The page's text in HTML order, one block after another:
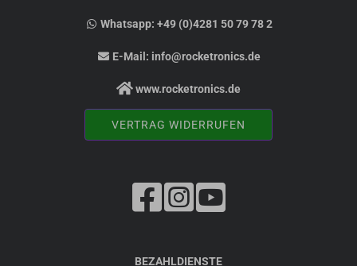
Whatsapp:+49 (0)4281 50 79 78 2
E-Mail: info@rocketronics.de
www.rocketronics.de
VERTRAG WIDERRUFEN
BEZAHLDIENSTE